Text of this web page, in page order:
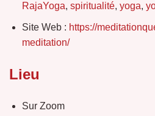
RajaYoga, spiritualité, yoga,
Site Web : https://
meditation/
Lieu
Sur Zoom